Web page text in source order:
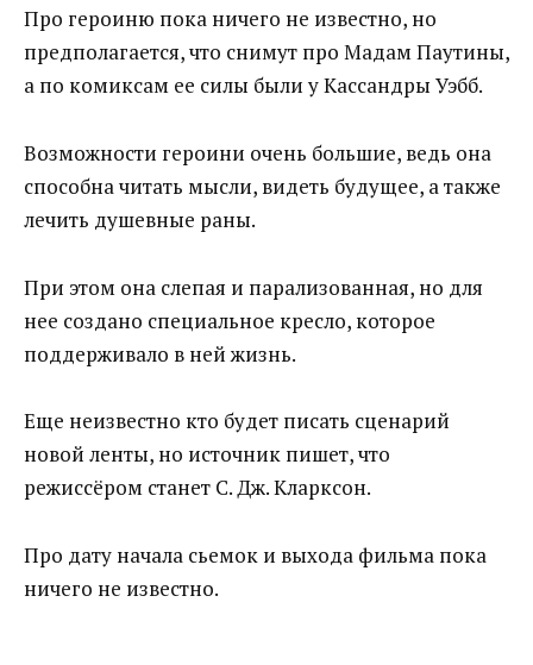
Про героиню пока ничего не известно, но
предполагается, что снимут про Мадам Паутины,
а по комиксам ее силы были у Кассандры Уэбб.
Возможности героини очень большие, ведь она
способна читать мысли, видеть будущее, а также
лечить душевные раны.
При этом она слепая и парализованная, но для
нее создано специальное кресло, которое
поддерживало в ней жизнь.
Еще неизвестно кто будет писать сценарий
новой ленты, но источник пишет, что
режиссёром станет С. Дж. Кларксон.
Про дату начала сьемок и выхода фильма пока
ничего не известно.